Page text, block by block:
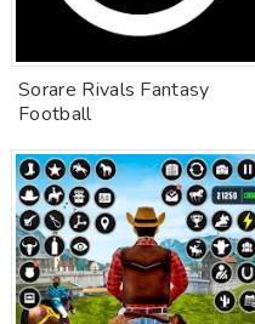
Sorare Rivals Fantasy
Football